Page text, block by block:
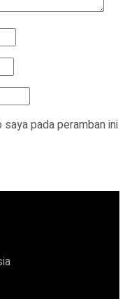
pada peramban ini